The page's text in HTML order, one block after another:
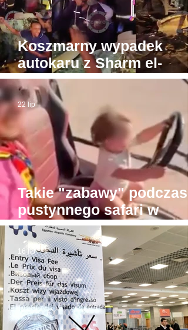
Koszmarny wypadek
autokaru z Sharm el-
Sheikh do Gizy. Turyści
byli w drodze do Piramid
Takie "zabawy" podczas
pustynnego safari w
Hurghadzie. Co trzeba
mieć w głowie, żeby na to
pozwolić?!
22 lip
16 lip